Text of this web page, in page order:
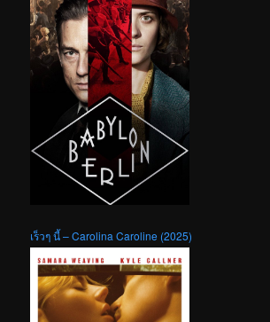
เร็วๆ นี้ – Carolina Caroline (2025)